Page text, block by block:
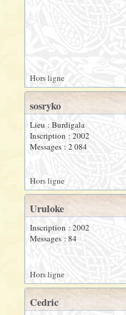
Hors ligne
sosryko
Lieu : Burdigala
Inscription : 2002
Messages : 2 084
Hors ligne
Uruloke
Inscription : 2002
Messages : 84
Hors ligne
Cedric